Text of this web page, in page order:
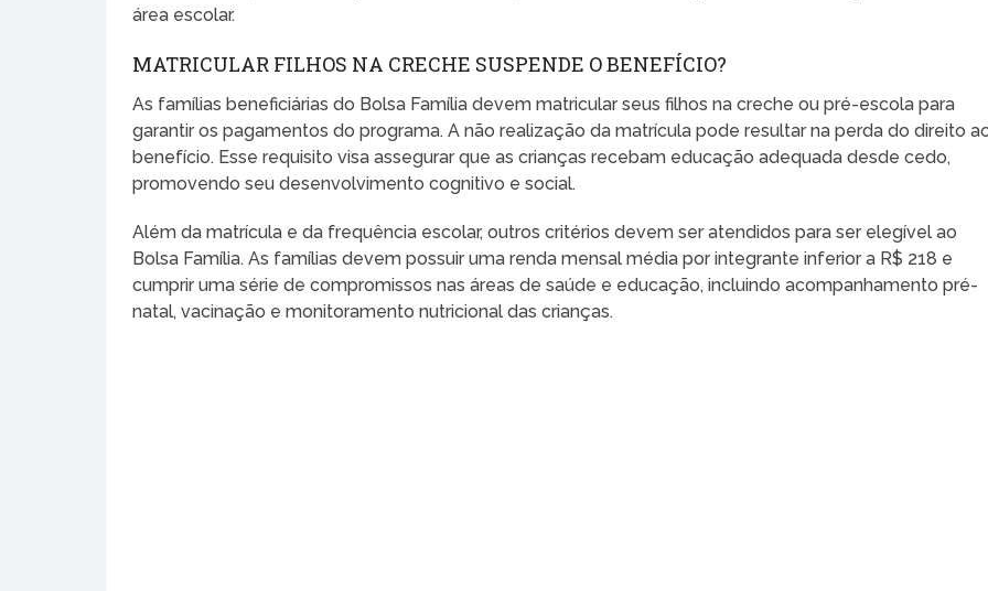
área escolar.
MATRICULAR FILHOS NA CRECHE SUSPENDE O BENEFÍCIO?
As famílias beneficiárias do Bolsa Família devem matricular seus filhos na creche ou pré-escola para
garantir os pagamentos do programa. A não realização da matrícula pode resultar na perda do direito
benefício. Esse requisito visa assegurar que as crianças recebam educação adequada desde cedo,
promovendo seu desenvolvimento cognitivo e social.
Além da matrícula e da frequência escolar, outros critérios devem ser atendidos para ser elegível ao
Bolsa Família. As famílias devem possuir uma renda mensal média por integrante inferior a R$ 218 e
cumprir uma série de compromissos nas áreas de saúde e educação, incluindo acompanhamento pré-
natal, vacinação e monitoramento nutricional das crianças.